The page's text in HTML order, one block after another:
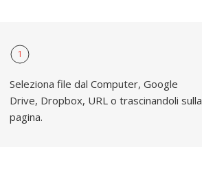
1
Seleziona file dal Computer, Google
Drive, Dropbox, URL o trascinandoli sulla
pagina.